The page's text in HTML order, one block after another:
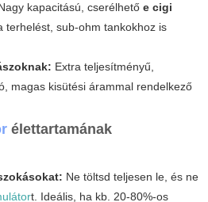
kapacitású, cserélhető e cigi
terhelést, sub-ohm tankokhoz is
Extra teljesítményű,
magas kisütési árammal rendelkező
élettartamának
Ne töltsd teljesen le, és ne
t. Ideális, ha kb. 20-80%-os